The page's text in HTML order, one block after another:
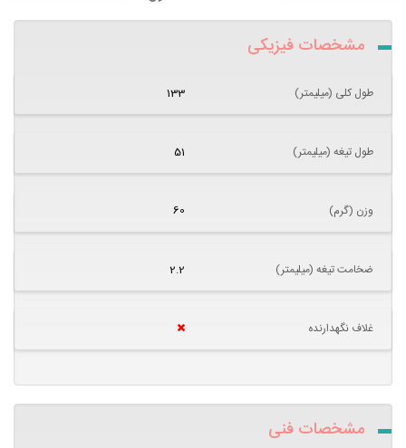
مشخصات فیزیکی
طول کلی (میلیمتر) 133
طول تیغه (میلیمتر) 51
وزن (گرم) 60
ضخامت تیغه (میلیمتر) 2.2
غلاف نگهدارنده
مشخصات فنی